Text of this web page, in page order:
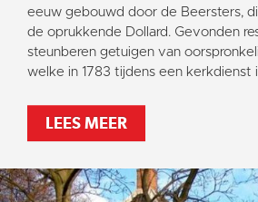
Algemeen
Historie
Omgeving
Activiteiten
Steun ons
Vaktaal
eeuw gebouwd door de Beersters,
de oprukkende Dollard. Gevonden
steunberen getuigen van
welke in 1783 tijdens een kerkdienst
LEES MEER